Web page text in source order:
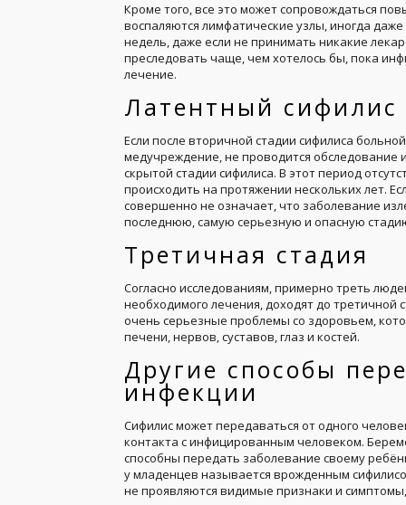
Кроме того, все это может сопровождаться
воспаляются лимфатические узлы, иногда
недель, даже если не принимать никакие
преследовать чаще, чем хотелось бы, пока
лечение.
Латентный сифилис
Если после вторичной стадии сифилиса
медучреждение, не проводится обследование
скрытой стадии сифилиса. В этот период
происходить на протяжении нескольких лет.
совершенно не означает, что заболевание
последнюю, самую серьезную и опасную
Третичная стадия
Согласно исследованиям, примерно треть
необходимого лечения, доходят до
очень серьезные проблемы со здоровьем,
печени, нервов, суставов, глаз и костей.
Другие способы
инфекции
Сифилис может передаваться от одного
контакта с инфицированным человеком.
способны передать заболевание своему
у младенцев называется врожденным
не проявляются видимые признаки и